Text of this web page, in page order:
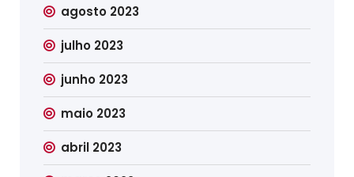
agosto 2023
julho 2023
junho 2023
maio 2023
abril 2023